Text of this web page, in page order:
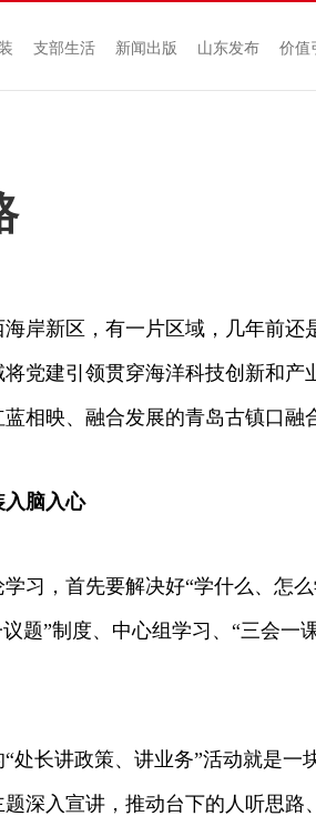
支部生活 新闻出版 山东发布 价值
新区，有一片区域，几年前还
党建引领贯穿海洋科技创新和
相映、融合发展的青岛古镇口融
脑入心
，首先要解决好“学什么、怎么
题”制度、中心组学习、“三会一
长讲政策、讲业务”活动就是一
深入宣讲，推动台下的人听思